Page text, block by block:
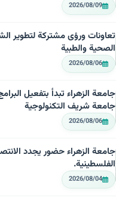
2026/08/09
تعاونات ورؤى مشتركة لتطوير
الصحية والطبية
2026/08/06
جامعة الزهراء تبدأ بتفعيل
جامعة شريف التكنولوجية
2026/08/06
جامعة الزهراء حضور يجدد
الفلسطينية.
2026/08/04